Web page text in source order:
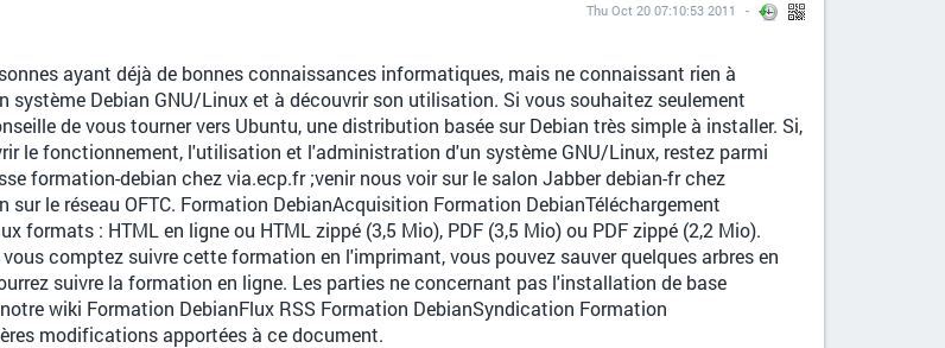
Thu Oct 20 07:10:53 2011
ayant déjà de bonnes connaissances informatiques, mais ne connaissant rien à
système Debian GNU/Linux et à découvrir son utilisation. Si vous souhaitez seulement
de vous tourner vers Ubuntu, une distribution basée sur Debian très simple à installer. Si,
le fonctionnement, l'utilisation et l'administration d'un système GNU/Linux, restez parmi
formation-debian chez via.ecp.fr ;venir nous voir sur le salon Jabber debian-fr chez
sur le réseau OFTC. Formation DebianAcquisition Formation DebianTéléchargement
formats : HTML en ligne ou HTML zippé (3,5 Mio), PDF (3,5 Mio) ou PDF zippé (2,2 Mio).
comptez suivre cette formation en l'imprimant, vous pouvez sauver quelques arbres en
suivre la formation en ligne. Les parties ne concernant pas l'installation de base
wiki Formation DebianFlux RSS Formation DebianSyndication Formation
modifications apportées à ce document.